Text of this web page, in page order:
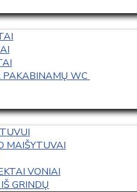
PAKABINAMŲ WC
MAIŠYTUVAI
VONIAI
GRINDŲ